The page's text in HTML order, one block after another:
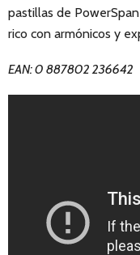
pastillas de
rico con armónicos y
EAN: 0 887802 236642